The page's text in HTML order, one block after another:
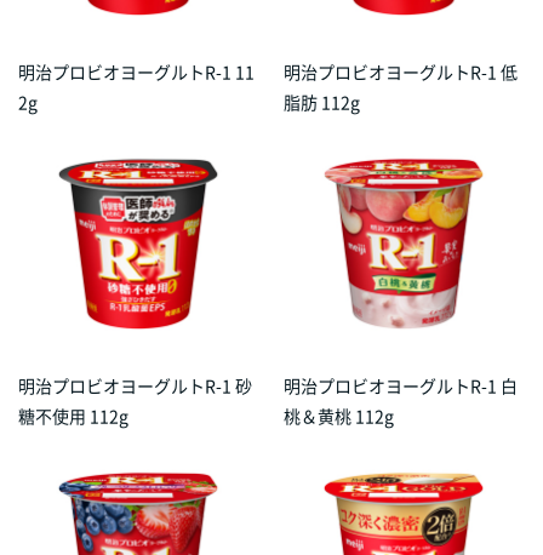
明治プロビオヨーグルトR-1 11
2g
明治プロビオヨーグルトR-1 低
脂肪 112g
明治プロビオヨーグルトR-1 砂
糖不使用 112g
明治プロビオヨーグルトR-1 白
桃＆黄桃 112g